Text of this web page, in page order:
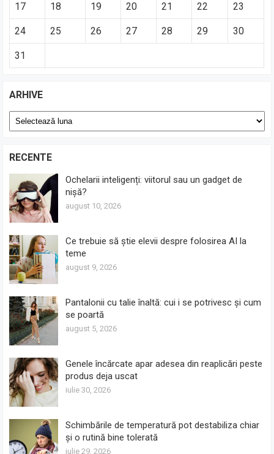
17 18 19 20 21 22 23
24 25 26 27 28 29 30
31
ARHIVE
Arhive
RECENTE
Ochelarii inteligenți: viitorul sau un gadget de
nișă?
august 10, 2026
Ce trebuie să știe elevii despre folosirea AI la
teme
august 9, 2026
Pantalonii cu talie înaltă: cui i se potrivesc și cum
se poartă
august 5, 2026
Genele încărcate apar adesea din reaplicări peste
produs deja uscat
iulie 30, 2026
Schimbările de temperatură pot destabiliza chiar
și o rutină bine tolerată
iulie 29, 2026